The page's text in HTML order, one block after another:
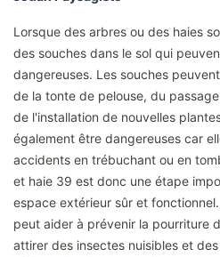
Lorsque des arbres ou des haies
des souches dans le sol qui
dangereuses. Les souches
de la tonte de pelouse, du
de l'installation de nouvelles
également être dangereuses car
accidents en trébuchant ou en
et haie 39 est donc une étape
espace extérieur sûr et
peut aider à prévenir la pourriture
attirer des insectes nuisibles et